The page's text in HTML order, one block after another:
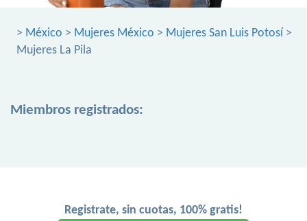
> México > Mujeres México > Mujeres San Luis Potosí >
Mujeres La Pila
Miembros registrados:
Registrate, sin cuotas, 100% gratis!